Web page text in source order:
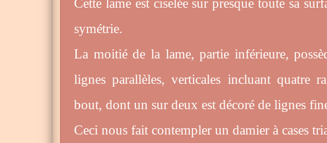
symétrie.
La moitié de la lame, partie inférieure,
lignes parallèles, verticales incluant quatre
bout, dont un sur deux est décoré de lignes
Ceci nous fait contempler un damier à cases